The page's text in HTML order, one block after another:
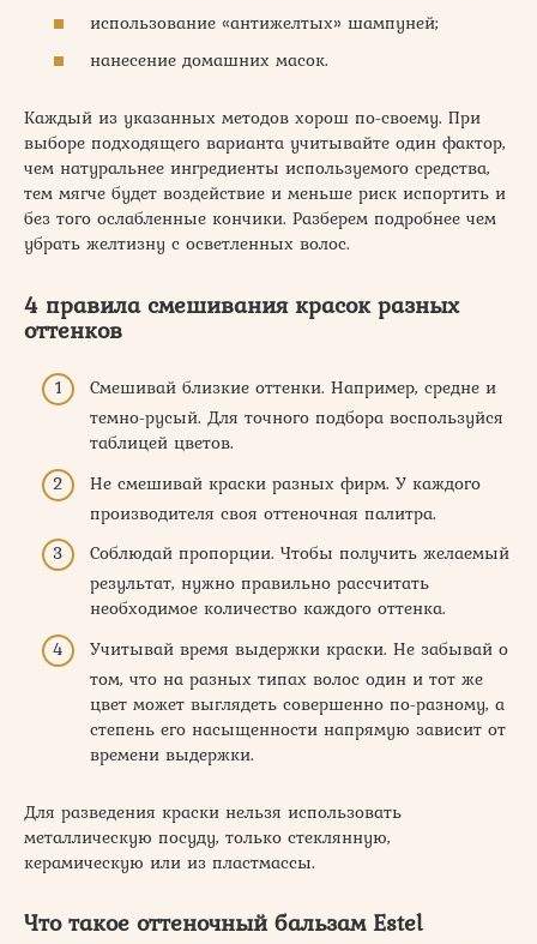
использование «антижелтых» шампуней;
нанесение домашних масок.
Каждый из указанных методов хорош по-своему. При
выборе подходящего варианта учитывайте один фактор,
чем натуральнее ингредиенты используемого средства,
тем мягче будет воздействие и меньше риск испортить и
без того ослабленные кончики. Разберем подробнее чем
убрать желтизну с осветленных волос.
4 правила смешивания красок разных
оттенков
Смешивай близкие оттенки. Например, средне и
темно-русый. Для точного подбора воспользуйся
таблицей цветов.
Не смешивай краски разных фирм. У каждого
производителя своя оттеночная палитра.
Соблюдай пропорции. Чтобы получить желаемый
результат, нужно правильно рассчитать
необходимое количество каждого оттенка.
Учитывай время выдержки краски. Не забывай о
том, что на разных типах волос один и тот же
цвет может выглядеть совершенно по-разному, а
степень его насыщенности напрямую зависит от
времени выдержки.
Для разведения краски нельзя использовать
металлическую посуду, только стеклянную,
керамическую или из пластмассы.
Что такое оттеночный бальзам Estel